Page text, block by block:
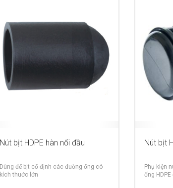
Nút bịt HDPE hàn nối đầu
Dùng để bịt cố định các đuờng ống có
kích thuớc lớn
Nút bịt
Phụ kiện
ống